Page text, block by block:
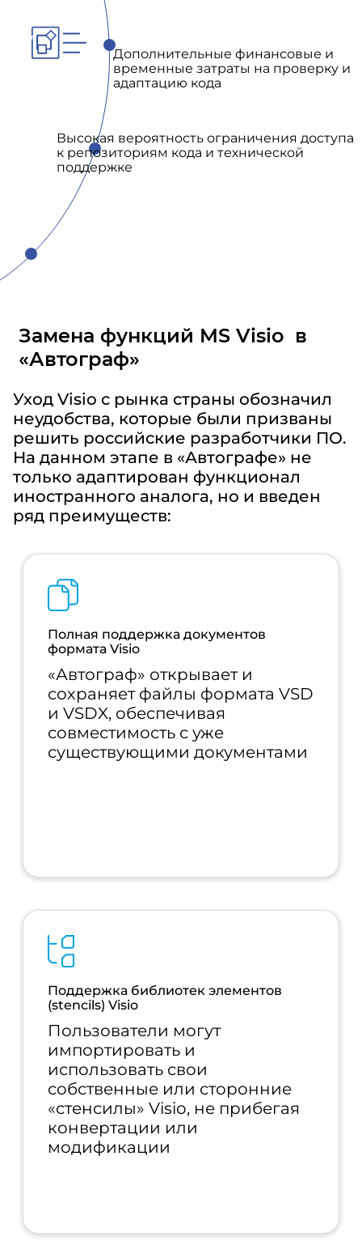
Дополнительные финансовые и
временные затраты на проверку и
адаптацию кода
Высокая вероятность ограничения доступа
к репозиториям кода и технической
поддержке
Замена функций MS Visio в
«Автограф»
Уход Visio с рынка страны обозначил
неудобства, которые были призваны
решить российские разработчики ПО.
На данном этапе в «Автографе» не
только адаптирован функционал
иностранного аналога, но и введен
ряд преимуществ:
Полная поддержка документов
формата Visio
«Автограф» открывает и
сохраняет файлы формата VSD
и VSDX, обеспечивая
совместимость с уже
существующими документами
Поддержка библиотек элементов
(stencils) Visio
Пользователи могут
импортировать и
использовать свои
собственные или сторонние
«стенсилы» Visio, не прибегая
конвертации или
модификации